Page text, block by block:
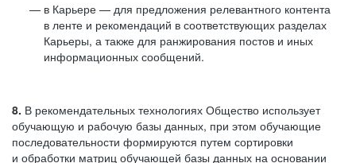
в Карьере — для предложения релевантного контента
в ленте и рекомендаций в соответствующих разделах
Карьеры, а также для ранжирования постов и иных
информационных сообщений.
8. В рекомендательных технологиях Общество использует
обучающую и рабочую базы данных, при этом обучающие
последовательности формируются путем сортировки
и обработки матриц обучающей базы данных на основании